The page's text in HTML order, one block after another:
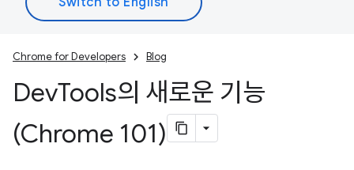
Chrome for Developers Blog
DevTools의 새로운 기능
(Chrome 101)